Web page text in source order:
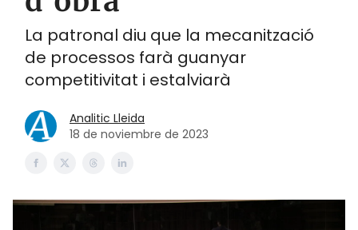
La patronal diu que la mecanització
de processos farà guanyar
competitivitat i estalviarà
Analitic Lleida
18 de noviembre de 2023